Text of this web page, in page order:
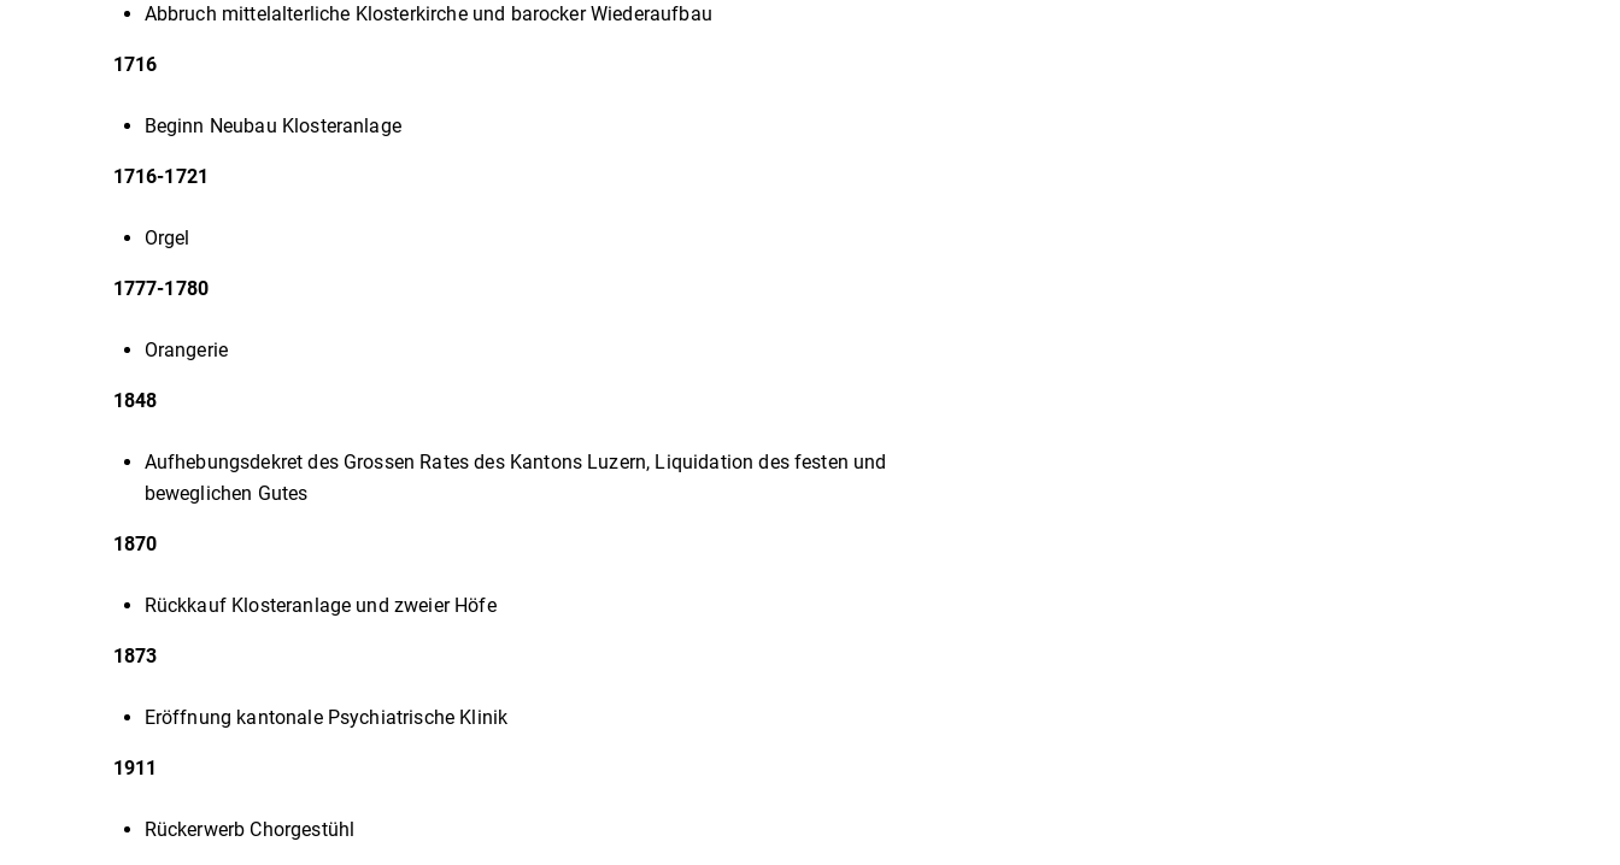
Abbruch mittelalterliche Klosterkirche und barocker Wiederaufbau
1716
Beginn Neubau Klosteranlage
1716-1721
Orgel
1777-1780
Orangerie
1848
Aufhebungsdekret des Grossen Rates des Kantons Luzern, Liquidation des festen und
beweglichen Gutes
1870
Rückkauf Klosteranlage und zweier Höfe
1873
Eröffnung kantonale Psychiatrische Klinik
1911
Rückerwerb Chorgestühl